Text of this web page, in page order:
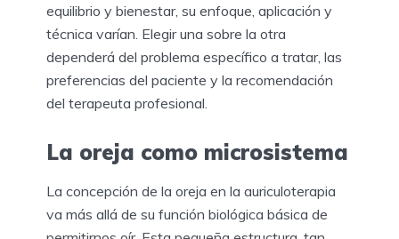
equilibrio y bienestar, su enfoque, aplicación y
técnica varían. Elegir una sobre la otra
dependerá del problema específico a tratar, las
preferencias del paciente y la recomendación
del terapeuta profesional.
La oreja como microsistema
La concepción de la oreja en la auriculoterapia
va más allá de su función biológica básica de